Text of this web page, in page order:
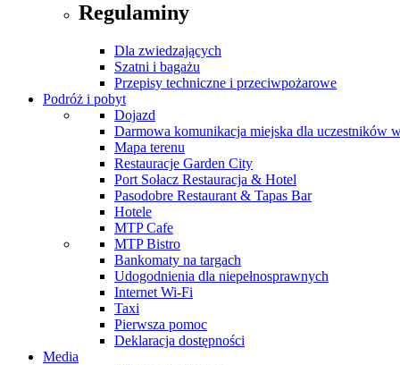
Regulaminy
Dla zwiedzających
Szatni i bagażu
Przepisy techniczne i przeciwpożarowe
Podróż i pobyt
Dojazd
Darmowa komunikacja miejska dla uczestników
Mapa terenu
Restauracje Garden City
Port Sołacz Restauracja & Hotel
Pasodobre Restaurant & Tapas Bar
Hotele
MTP Cafe
MTP Bistro
Bankomaty na targach
Udogodnienia dla niepełnosprawnych
Internet Wi-Fi
Taxi
Pierwsza pomoc
Deklaracja dostępności
Media